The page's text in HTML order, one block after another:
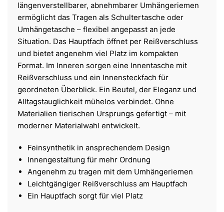
längenverstellbarer, abnehmbarer Umhängeriemen
ermöglicht das Tragen als Schultertasche oder
Umhängetasche – flexibel angepasst an jede
Situation. Das Hauptfach öffnet per Reißverschluss
und bietet angenehm viel Platz im kompakten
Format. Im Inneren sorgen eine Innentasche mit
Reißverschluss und ein Innensteckfach für
geordneten Überblick. Ein Beutel, der Eleganz und
Alltagstauglichkeit mühelos verbindet. Ohne
Materialien tierischen Ursprungs gefertigt – mit
moderner Materialwahl entwickelt.
Feinsynthetik in ansprechendem Design
Innengestaltung für mehr Ordnung
Angenehm zu tragen mit dem Umhängeriemen
Leichtgängiger Reißverschluss am Hauptfach
Ein Hauptfach sorgt für viel Platz